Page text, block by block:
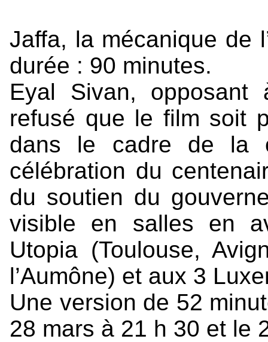
Jaffa, la mécanique de
durée : 90 minutes.
Eyal Sivan,
refusé que le film soit
dans le cadre de la
célébration du
du soutien du
visible en salles en
Utopia (Toulouse,
l’Aumône) et aux 3
Une version de 52
28 mars à 21 h 30 et le